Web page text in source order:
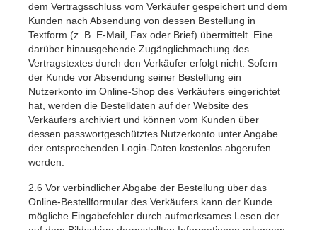
dem Vertragsschluss vom Verkäufer gespeichert und dem
Kunden nach Absendung von dessen Bestellung in
Textform (z. B. E-Mail, Fax oder Brief) übermittelt. Eine
darüber hinausgehende Zugänglichmachung des
Vertragstextes durch den Verkäufer erfolgt nicht. Sofern
der Kunde vor Absendung seiner Bestellung ein
Nutzerkonto im Online-Shop des Verkäufers eingerichtet
hat, werden die Bestelldaten auf der Website des
Verkäufers archiviert und können vom Kunden über
dessen passwortgeschütztes Nutzerkonto unter Angabe
der entsprechenden Login-Daten kostenlos abgerufen
werden.
2.6 Vor verbindlicher Abgabe der Bestellung über das
Online-Bestellformular des Verkäufers kann der Kunde
mögliche Eingabefehler durch aufmerksames Lesen der